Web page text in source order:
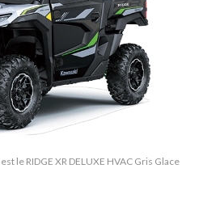
le RIDGE XR DELUXE HVAC Gris Glace